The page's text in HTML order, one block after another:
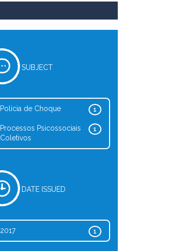
SUBJECT
1
Polícia de Choque
1
Processos Psicossociais
Coletivos
DATE ISSUED
1
2017